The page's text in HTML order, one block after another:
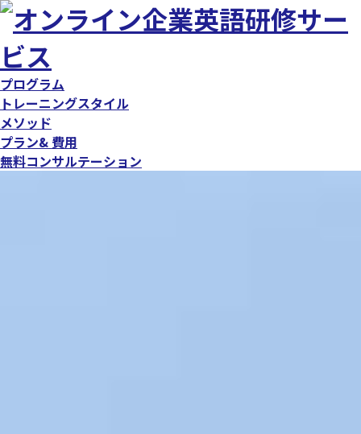
コ
テ
ン
ツ
に
移
動
ナ
ゲ
ー
シ
ョ
ン
に
移
プログラム
トレーニングスタイル
メソッド
プラン& 費用
無料コンサルテーション